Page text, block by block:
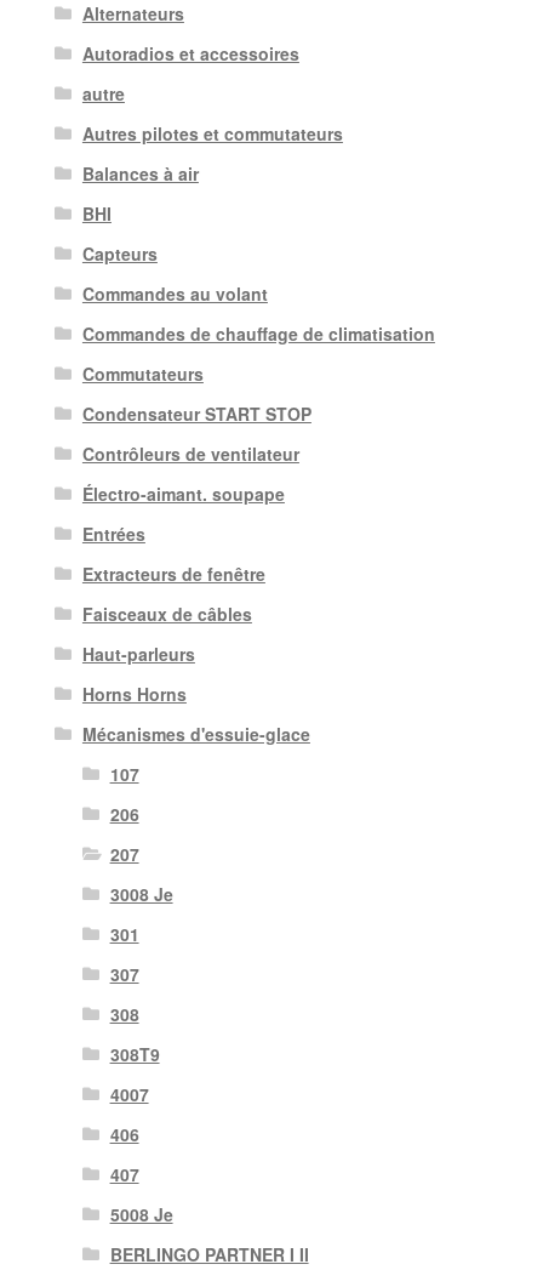
Alternateurs
Autoradios et accessoires
autre
Autres pilotes et commutateurs
Balances à air
BHI
Capteurs
Commandes au volant
Commandes de chauffage de climatisation
Commutateurs
Condensateur START STOP
Contrôleurs de ventilateur
Électro-aimant. soupape
Entrées
Extracteurs de fenêtre
Faisceaux de câbles
Haut-parleurs
Horns Horns
Mécanismes d'essuie-glace
107
206
207
3008 Je
301
307
308
308T9
4007
406
407
5008 Je
BERLINGO PARTNER I II